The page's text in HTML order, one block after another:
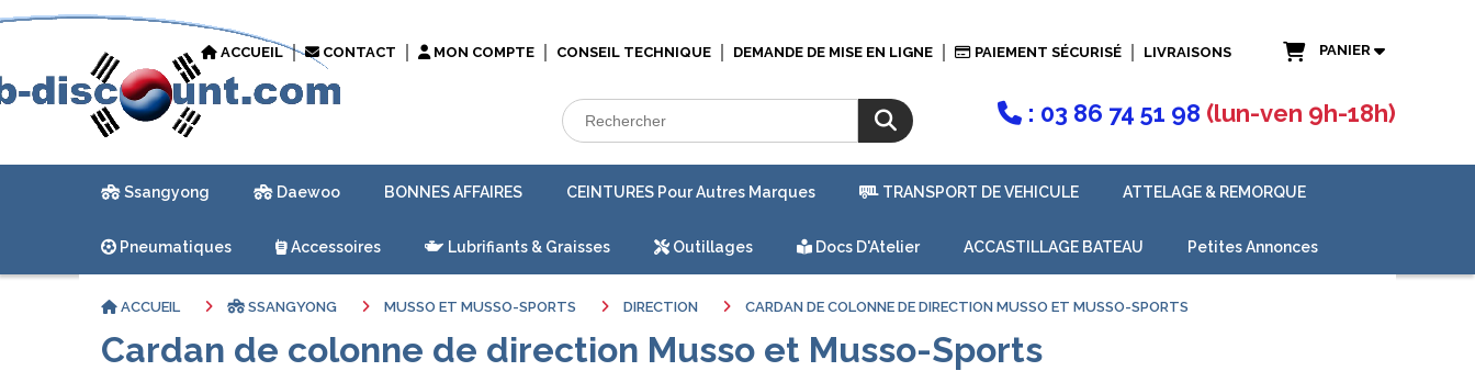
 : 03 86 74 51 98 (lun-ven 9h-18h)
ACCUEIL CONTACT MON COMPTE CONSEIL TECHNIQUE DEMANDE DE MISE EN LIGNE PAIEMENT SÉCURISÉ LIVRAISONS PANIER
Ssangyong Daewoo BONNES AFFAIRES CEINTURES Pour Autres Marques TRANSPORT DE VEHICULE ATTELAGE & REMORQUE
Pneumatiques Accessoires Lubrifiants & Graisses Outillages Docs D'Atelier ACCASTILLAGE BATEAU Petites Annonces
ACCUEIL SSANGYONG MUSSO ET MUSSO-SPORTS DIRECTION CARDAN DE COLONNE DE DIRECTION MUSSO ET MUSSO-SPORTS
Cardan de colonne de direction Musso et Musso-Sports